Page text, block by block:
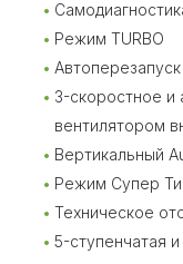
Режим TURBO
Автоперезапуск
3-скоростное и
вентилятором
Вертикальный
Режим Супер
Техническое
5-ступенчатая